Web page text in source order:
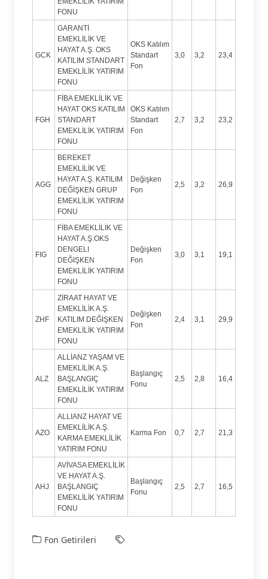
FONU
GCK
GARANTİ
EMEKLİLİK VE
HAYAT A.Ş. OKS
KATILIM STANDART
EMEKLİLİK YATIRIM
FONU
OKS Katılım
Standart
Fon
3,0 3,2 23,4
FGH
FİBA EMEKLİLİK VE
HAYAT OKS KATILIM
STANDART
EMEKLİLİK YATIRIM
FONU
OKS Katılım
Standart
Fon
2,7 3,2 23,2
AGG
BEREKET
EMEKLİLİK VE
HAYAT A.Ş. KATILIM
DEĞİŞKEN GRUP
EMEKLİLİK YATIRIM
FONU
Değişken
Fon
2,5 3,2 26,9
FIG
FİBA EMEKLİLİK VE
HAYAT A.Ş.OKS
DENGELI
DEĞIŞKEN
EMEKLİLİK YATIRIM
FONU
Değişken
Fon
3,0 3,1 19,1
ZHF
ZİRAAT HAYAT VE
EMEKLİLİK A.Ş.
KATILIM DEĞİŞKEN
EMEKLİLİK YATIRIM
FONU
Değişken
Fon
2,4 3,1 29,9
ALZ
ALLİANZ YAŞAM VE
EMEKLİLİK A.Ş.
BAŞLANGIÇ
EMEKLİLİK YATIRIM
FONU
Başlangıç
Fonu
2,5 2,8 16,4
AZO
ALLIANZ HAYAT VE
EMEKLİLİK A.Ş.
KARMA EMEKLİLİK
YATIRIM FONU
Karma Fon 0,7 2,7 21,3
AHJ
AVİVASA EMEKLİLİK
VE HAYAT A.Ş.
BAŞLANGIÇ
EMEKLİLİK YATIRIM
FONU
Başlangıç
Fonu
2,5 2,7 16,5
Fon Getirileri